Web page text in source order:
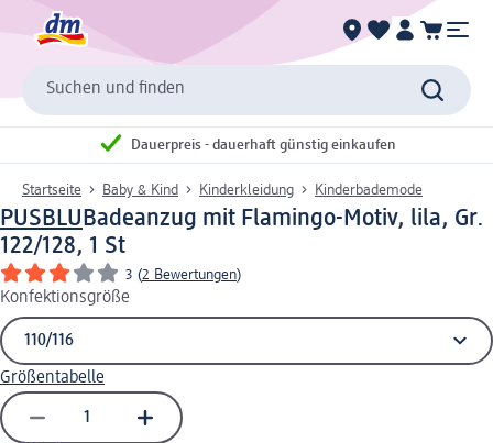
Suchen und finden
Dauerpreis - dauerhaft günstig einkaufen
Startseite Baby & Kind Kinderkleidung Kinderbademode
PUSBLUBadeanzug mit Flamingo-Motiv, lila, Gr.
122/128, 1 St
3 (2 Bewertungen)
Konfektionsgröße
Größentabelle